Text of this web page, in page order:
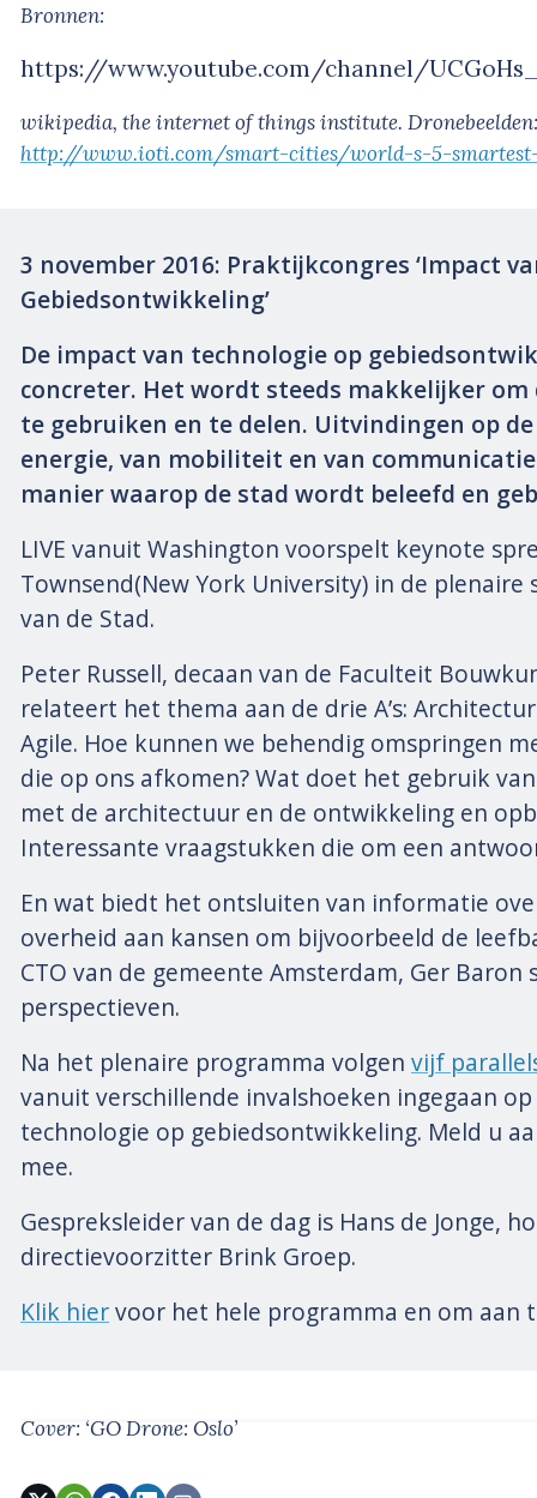
Bronnen:
https://www.youtube.com/channel/
wikipedia, the internet of things institute.
http://www.ioti.com/smart-cities/world-s-5-
3 november 2016: Praktijkcongres ‘Impact
Gebiedsontwikkeling’
De impact van technologie op
concreter. Het wordt steeds makkelijker
te gebruiken en te delen. Uitvindingen op
energie, van mobiliteit en van
manier waarop de stad wordt beleefd en
LIVE vanuit Washington voorspelt keynote
Townsend(New York University) in de plenaire
van de Stad.
Peter Russell, decaan van de Faculteit
relateert het thema aan de drie A’s:
Agile. Hoe kunnen we behendig omspringen
die op ons afkomen? Wat doet het gebruik
met de architectuur en de ontwikkeling en
Interessante vraagstukken die om een
En wat biedt het ontsluiten van informatie
overheid aan kansen om bijvoorbeeld de
CTO van de gemeente Amsterdam, Ger Baron
perspectieven.
Na het plenaire programma volgen vijf
vanuit verschillende invalshoeken ingegaan
technologie op gebiedsontwikkeling. Meld u
mee.
Gespreksleider van de dag is Hans de Jonge,
directievoorzitter Brink Groep.
Klik hiervoor het hele programma en om aan
Cover: ‘GO Drone: Oslo’